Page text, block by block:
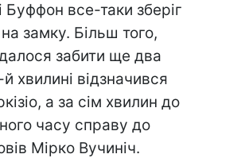
все-таки зберіг
замку. Більш того,
забити ще два
хвилині відзначився
а за сім хвилин до
часу справу до
Мірко Вучиніч.